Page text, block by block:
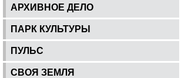
АРХИВНОЕ ДЕЛО
ПАРК КУЛЬТУРЫ
ПУЛЬС
СВОЯ ЗЕМЛЯ